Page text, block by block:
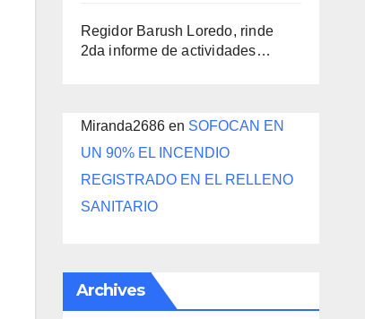
Regidor Barush Loredo, rinde
2da informe de actividades…
Miranda2686en SOFOCAN EN
UN 90% EL INCENDIO
REGISTRADO EN EL RELLENO
SANITARIO
Archives